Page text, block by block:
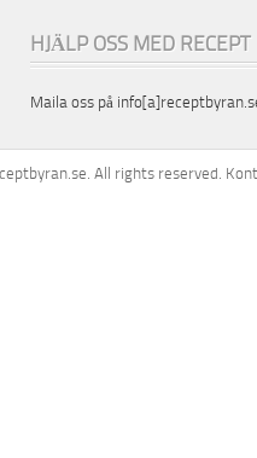
HJÄLP OSS MED RECEPT
Maila oss på
All rights reserved.